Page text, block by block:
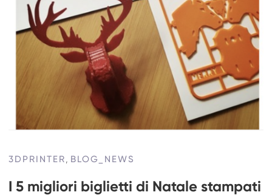
3DPRINTER , BLOG_NEWS
I 5 migliori biglietti di Natale stampati